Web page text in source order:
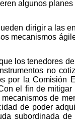
algunos
dirigir a las
mecanismos
los tenedores
no
por la Comisión
el fin de
de
de poder
subordinada de